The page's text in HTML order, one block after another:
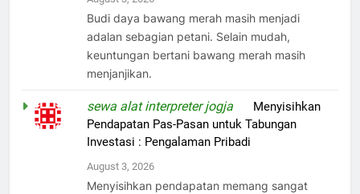
Budi daya bawang merah masih menjadi
adalan sebagian petani. Selain mudah,
keuntungan bertani bawang merah masih
menjanjikan.
sewa alat interpreter jogja
Menyisihkan
Pendapatan Pas-Pasan untuk Tabungan
Investasi : Pengalaman Pribadi
August 3, 2026
Menyisihkan pendapatan memang sangat